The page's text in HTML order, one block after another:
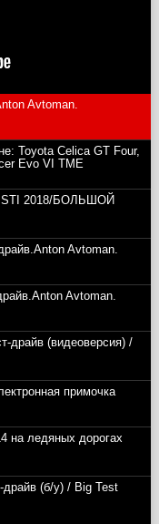
Avtoman.
Toyota Celica GT Four,
Evo VI TME
STI 2018/БОЛЬШОЙ
Avtoman.
Avtoman.
драйв (видеоверсия) /
примочка
на ледяных дорогах
(б/у) / Big Test